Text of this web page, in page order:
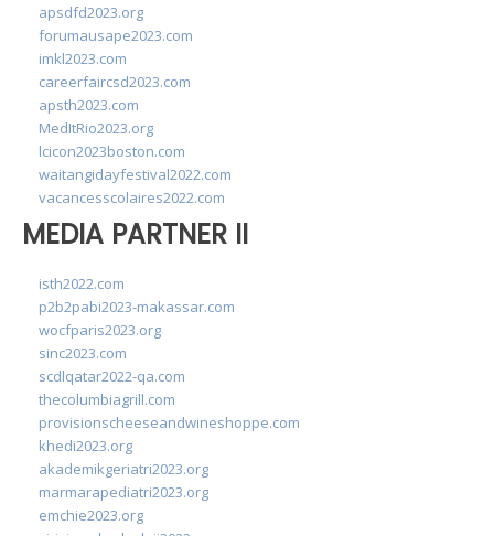
apsdfd2023.org
forumausape2023.com
imkl2023.com
careerfaircsd2023.com
apsth2023.com
MedItRio2023.org
lcicon2023boston.com
waitangidayfestival2022.com
vacancesscolaires2022.com
MEDIA PARTNER II
isth2022.com
p2b2pabi2023-makassar.com
wocfparis2023.org
sinc2023.com
scdlqatar2022-qa.com
thecolumbiagrill.com
provisionscheeseandwineshoppe.com
khedi2023.org
akademikgeriatri2023.org
marmarapediatri2023.org
emchie2023.org